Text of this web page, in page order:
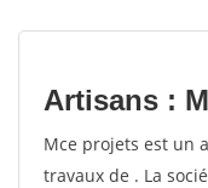
Artisans :
Mce projets est un
travaux de . La